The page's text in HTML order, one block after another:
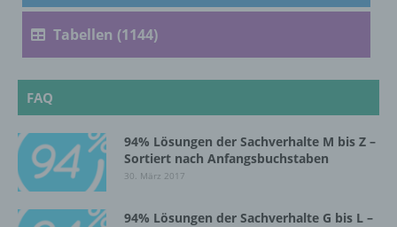
Tabellen (1144)
FAQ
94% Lösungen der Sachverhalte M bis Z –
Sortiert nach Anfangsbuchstaben
30. März 2017
94% Lösungen der Sachverhalte G bis L –
die Anpassung oder Veränderung, das
Auslesen, das Abfragen, die Verwendung,
die Offenlegung durch Übermittlung,
Verbreitung oder eine andere Form der
Bereitstellung, den Abgleich oder die
Löschen oder die Vernichtung.
d) Einschränkung der Verarbeitung
Einschränkung der Verarbeitung ist die